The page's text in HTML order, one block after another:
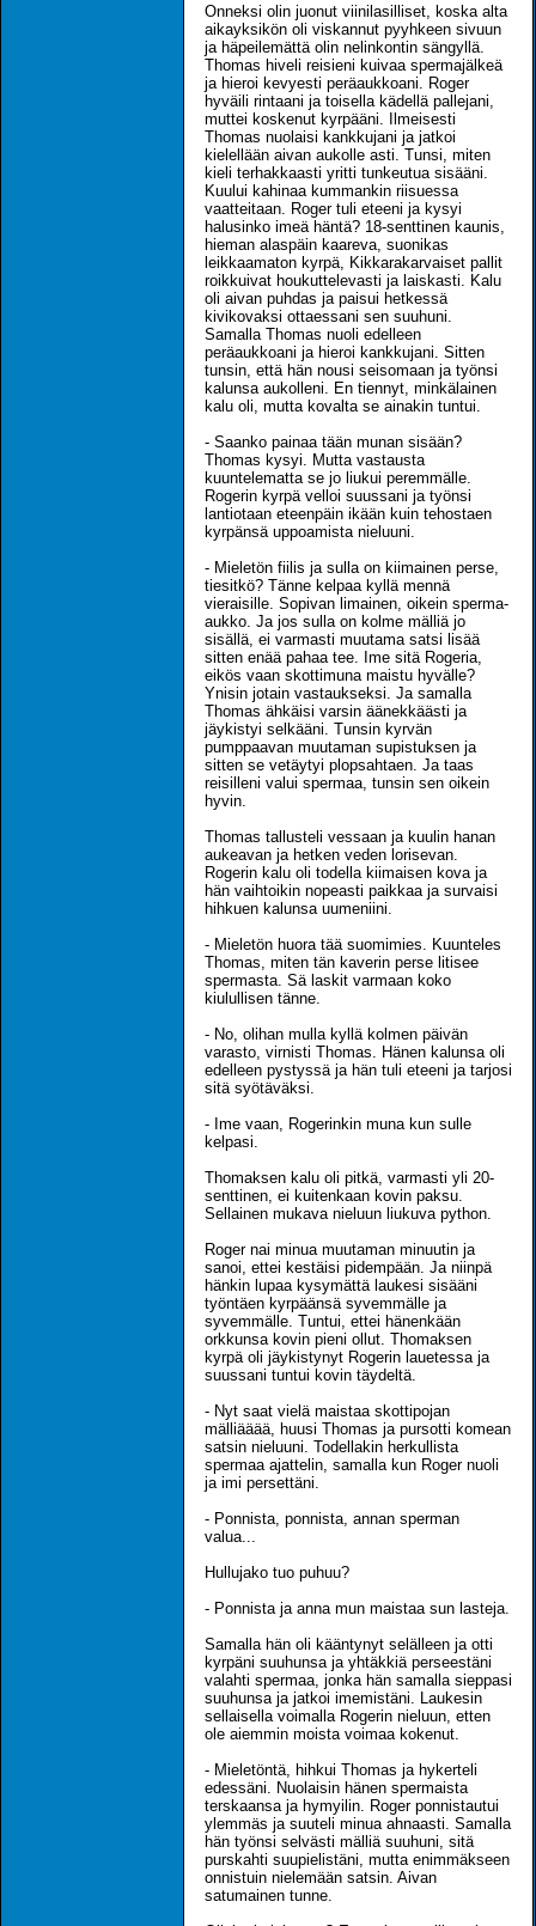
Onneksi olin juonut viinilasilliset, koska alta
aikayksikön oli viskannut pyyhkeen sivuun
ja häpeilemättä olin nelinkontin sängyllä.
Thomas hiveli reisieni kuivaa spermajälkeä
ja hieroi kevyesti peräaukkoani. Roger
hyväili rintaani ja toisella kädellä pallejani,
muttei koskenut kyrpääni. Ilmeisesti
Thomas nuolaisi kankkujani ja jatkoi
kielellään aivan aukolle asti. Tunsi, miten
kieli terhakkaasti yritti tunkeutua sisääni.
Kuului kahinaa kummankin riisuessa
vaatteitaan. Roger tuli eteeni ja kysyi
halusinko imeä häntä? 18-senttinen kaunis,
hieman alaspäin kaareva, suonikas
leikkaamaton kyrpä, Kikkarakarvaiset pallit
roikkuivat houkuttelevasti ja laiskasti. Kalu
oli aivan puhdas ja paisui hetkessä
kivikovaksi ottaessani sen suuhuni.
Samalla Thomas nuoli edelleen
peräaukkoani ja hieroi kankkujani. Sitten
tunsin, että hän nousi seisomaan ja työnsi
kalunsa aukolleni. En tiennyt, minkälainen
kalu oli, mutta kovalta se ainakin tuntui.
- Saanko painaa tään munan sisään?
Thomas kysyi. Mutta vastausta
kuuntelematta se jo liukui peremmälle.
Rogerin kyrpä velloi suussani ja työnsi
lantiotaan eteenpäin ikään kuin tehostaen
kyrpänsä uppoamista nieluuni.
- Mieletön fiilis ja sulla on kiimainen perse,
tiesitkö? Tänne kelpaa kyllä mennä
vieraisille. Sopivan limainen, oikein sperma-
aukko. Ja jos sulla on kolme mälliä jo
sisällä, ei varmasti muutama satsi lisää
sitten enää pahaa tee. Ime sitä Rogeria,
eikös vaan skottimuna maistu hyvälle?
Ynisin jotain vastaukseksi. Ja samalla
Thomas ähkäisi varsin äänekkäästi ja
jäykistyi selkääni. Tunsin kyrvän
pumppaavan muutaman supistuksen ja
sitten se vetäytyi plopsahtaen. Ja taas
reisilleni valui spermaa, tunsin sen oikein
hyvin.
Thomas tallusteli vessaan ja kuulin hanan
aukeavan ja hetken veden lorisevan.
Rogerin kalu oli todella kiimaisen kova ja
hän vaihtoikin nopeasti paikkaa ja survaisi
hihkuen kalunsa uumeniini.
- Mieletön huora tää suomimies. Kuunteles
Thomas, miten tän kaverin perse litisee
spermasta. Sä laskit varmaan koko
kiulullisen tänne.
- No, olihan mulla kyllä kolmen päivän
varasto, virnisti Thomas. Hänen kalunsa oli
edelleen pystyssä ja hän tuli eteeni ja tarjosi
sitä syötäväksi.
- Ime vaan, Rogerinkin muna kun sulle
kelpasi.
Thomaksen kalu oli pitkä, varmasti yli 20-
senttinen, ei kuitenkaan kovin paksu.
Sellainen mukava nieluun liukuva python.
Roger nai minua muutaman minuutin ja
sanoi, ettei kestäisi pidempään. Ja niinpä
hänkin lupaa kysymättä laukesi sisääni
työntäen kyrpäänsä syvemmälle ja
syvemmälle. Tuntui, ettei hänenkään
orkkunsa kovin pieni ollut. Thomaksen
kyrpä oli jäykistynyt Rogerin lauetessa ja
suussani tuntui kovin täydeltä.
- Nyt saat vielä maistaa skottipojan
mälliääää, huusi Thomas ja pursotti komean
satsin nieluuni. Todellakin herkullista
spermaa ajattelin, samalla kun Roger nuoli
ja imi persettäni.
- Ponnista, ponnista, annan sperman
valua...
Hullujako tuo puhuu?
- Ponnista ja anna mun maistaa sun lasteja.
Samalla hän oli kääntynyt selälleen ja otti
kyrpäni suuhunsa ja yhtäkkiä perseestäni
valahti spermaa, jonka hän samalla sieppasi
suuhunsa ja jatkoi imemistäni. Laukesin
sellaisella voimalla Rogerin nieluun, etten
ole aiemmin moista voimaa kokenut.
- Mieletöntä, hihkui Thomas ja hykerteli
edessäni. Nuolaisin hänen spermaista
terskaansa ja hymyilin. Roger ponnistautui
ylemmäs ja suuteli minua ahnaasti. Samalla
hän työnsi selvästi mälliä suuhuni, sitä
purskahti suupielistäni, mutta enimmäkseen
onnistuin nielemään satsin. Aivan
satumainen tunne.